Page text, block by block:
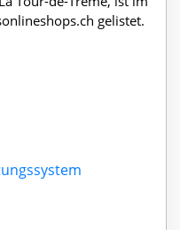
gelistet.